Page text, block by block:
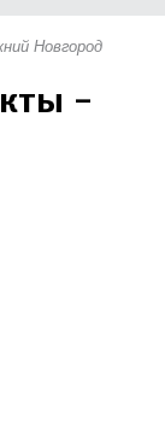
Новгород
-